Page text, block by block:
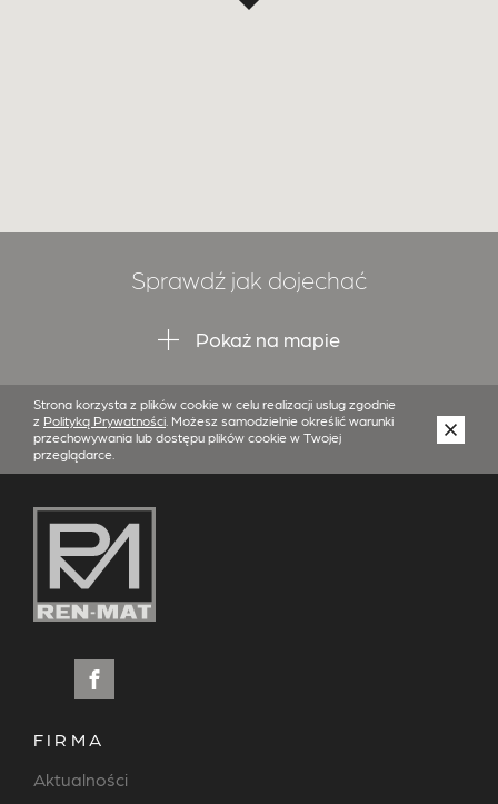
Sprawdź jak dojechać
Pokaż na mapie
Strona korzysta z plików cookie w celu realizacji usług zgodnie
z Polityką Prywatności . Możesz samodzielnie określić warunki
przechowywania lub dostępu plików cookie w Twojej
przeglądarce.
FIRMA
Aktualności